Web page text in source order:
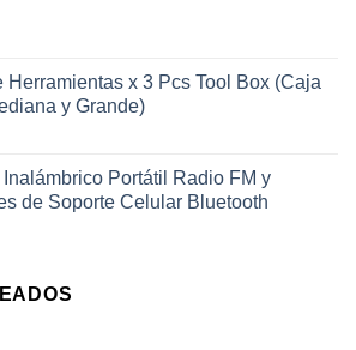
Herramientas x 3 Pcs Tool Box (Caja
y Grande)
Inalámbrico Portátil Radio FM y
de Soporte Celular Bluetooth